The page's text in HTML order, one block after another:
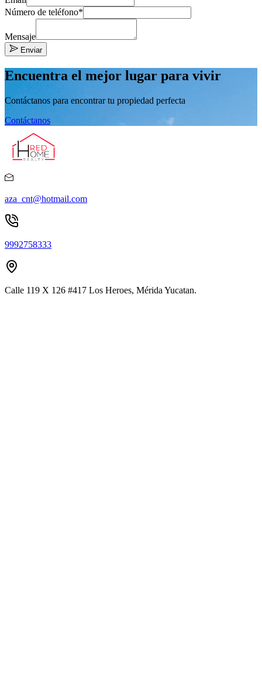
Número de teléfono*
Mensaje
Enviar
Encuentra el mejor lugar para vivir
Contáctanos para encontrar tu propiedad perfecta
Contáctanos
aza_cnt@hotmail.com
9992758333
Calle 119 X 126 #417 Los Heroes, Mérida Yucatan.